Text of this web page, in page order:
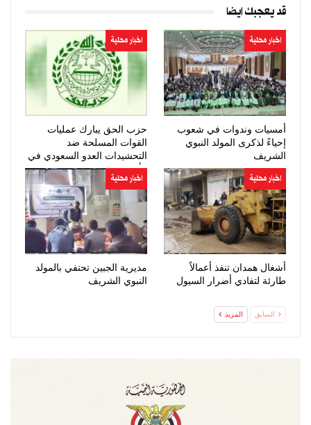
قد يعجبك ايضا
اخبار محلية
أمسيات وندوات في شعوب
إحياءً لذكرى المولد النبوي
الشريف
اخبار محلية
حزب الحق يبارك عمليات
القوات المسلحة ضد
التحشيدات العدو السعودي في
مأرب وحضرموت
اخبار محلية
أشغال همدان تنفذ أعمالاً
طارئة لتفادي أضرار السيول
اخبار محلية
مديرية الجبين تحتفي بالمولد
النبوي الشريف
السابق المزيد